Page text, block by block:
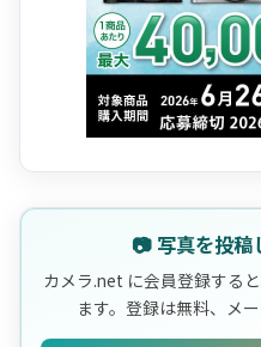
📷 写真を投稿
カメラ.net に会員登録する
ます。登録は無料、メ